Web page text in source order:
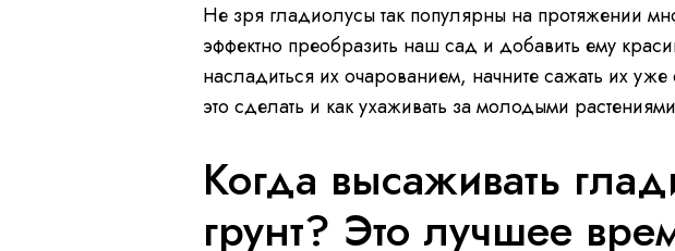
Не зря гладиолусы так популярны на протяжении
эффектно преобразить наш сад и добавить ему
насладиться их очарованием, начните сажать их
это сделать и как ухаживать за молодыми
Когда высаживать
грунт? Это лучшее